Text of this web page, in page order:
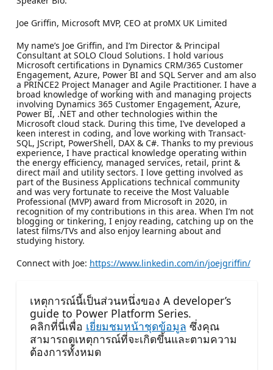
Joe Griffin, Microsoft MVP, CEO at proMX UK Limited
My name’s Joe Griffin, and I’m Director & Principal
Consultant at SOLO Cloud Solutions. I hold various
Microsoft certifications in Dynamics CRM/365 Customer
Engagement, Azure, Power BI and SQL Server and am also
a PRINCE2 Project Manager and Agile Practitioner. I have a
broad knowledge of working with and managing projects
involving Dynamics 365 Customer Engagement, Azure,
Power BI, .NET and other technologies within the
Microsoft cloud stack. During this time, I’ve developed a
keen interest in coding, and love working with Transact-
SQL, JScript, PowerShell, DAX & C#. Thanks to my previous
experience, I have practical knowledge operating within
the energy efficiency, managed services, retail, print &
direct mail and utility sectors. I love getting involved as
part of the Business Applications technical community
and was very fortunate to receive the Most Valuable
Professional (MVP) award from Microsoft in 2020, in
recognition of my contributions in this area. When I’m not
blogging or tinkering, I enjoy reading, catching up on the
latest films/TVs and also enjoy learning about and
studying history.
Connect with Joe: https://www.linkedin.com/in/joejgriffin/
เหตุการณ์นี้เป็นส่วนหนึ่งของ A developer’s
guide to Power Platform Series.
คลิกที่นี่เพื่อ เยี่ยมชมหน้าชุดข้อมูล ซึ่งคุณ
สามารถดูเหตุการณ์ที่จะเกิดขึ้นและตามความ
ต้องการทั้งหมด